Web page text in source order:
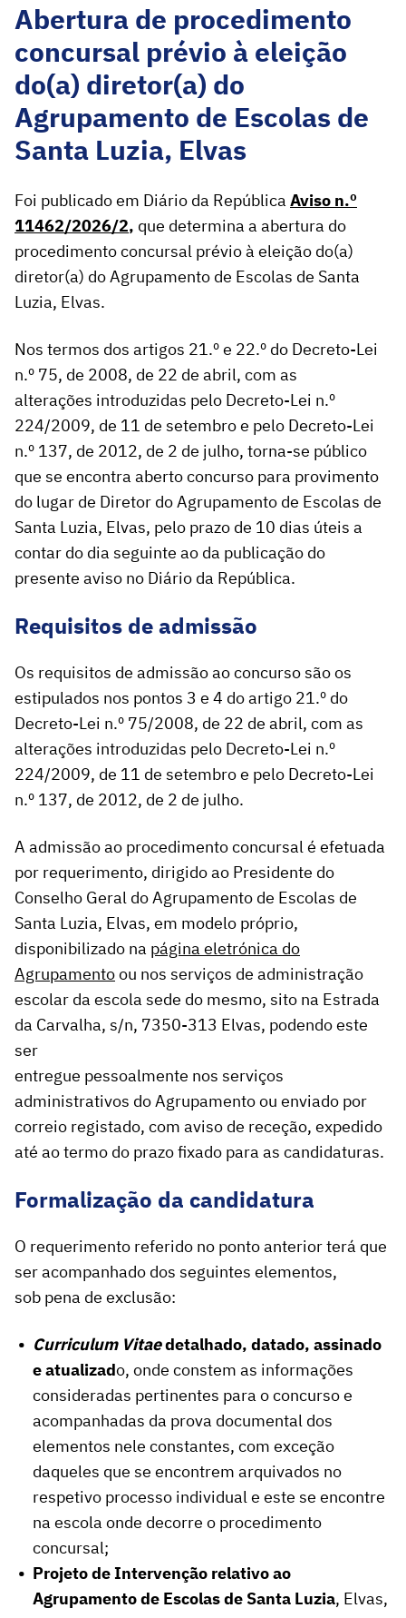
Abertura de procedimento
concursal prévio à eleição
do(a) diretor(a) do
Agrupamento de Escolas de
Santa Luzia, Elvas
Foi publicado em Diário da RepúblicaAviso n.º
11462/2026/2, que determina a abertura do
procedimento concursal prévio à eleição do(a)
diretor(a) do Agrupamento de Escolas de Santa
Luzia, Elvas.
Nos termos dos artigos 21.º e 22.º do Decreto-Lei
n.º 75, de 2008, de 22 de abril, com as
alterações introduzidas pelo Decreto-Lei n.º
224/2009, de 11 de setembro e pelo Decreto-Lei
n.º 137, de 2012, de 2 de julho, torna-se público
que se encontra aberto concurso para provimento
do lugar de Diretor do Agrupamento de Escolas de
Santa Luzia, Elvas, pelo prazo de 10 dias úteis a
contar do dia seguinte ao da publicação do
presente aviso no Diário da República.
Requisitos de admissão
Os requisitos de admissão ao concurso são os
estipulados nos pontos 3 e 4 do artigo 21.º do
Decreto-Lei n.º 75/2008, de 22 de abril, com as
alterações introduzidas pelo Decreto-Lei n.º
224/2009, de 11 de setembro e pelo Decreto-Lei
n.º 137, de 2012, de 2 de julho.
A admissão ao procedimento concursal é efetuada
por requerimento, dirigido ao Presidente do
Conselho Geral do Agrupamento de Escolas de
Santa Luzia, Elvas, em modelo próprio,
disponibilizado na página eletrónica do
Agrupamentoou nos serviços de administração
escolar da escola sede do mesmo, sito na Estrada
da Carvalha, s/n, 7350-313 Elvas, podendo este
ser
entregue pessoalmente nos serviços
administrativos do Agrupamento ou enviado por
correio registado, com aviso de receção, expedido
até ao termo do prazo fixado para as candidaturas.
Formalização da candidatura
O requerimento referido no ponto anterior terá que
ser acompanhado dos seguintes elementos,
sob pena de exclusão:
Curriculum Vitaedetalhado, datado, assinado
e atualizado, onde constem as informações
consideradas pertinentes para o concurso e
acompanhadas da prova documental dos
elementos nele constantes, com exceção
daqueles que se encontrem arquivados no
respetivo processo individual e este se encontre
na escola onde decorre o procedimento
concursal;
Projeto de Intervenção relativo ao
Agrupamento de Escolas de Santa Luzia, Elvas,